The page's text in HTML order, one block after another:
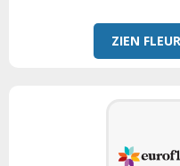
ZIEN